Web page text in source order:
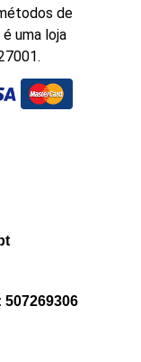
de
uma loja
507269306